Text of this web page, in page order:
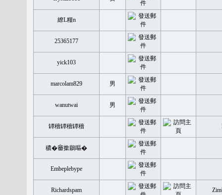
繚L糧n
25365177
yick103
marcolam829 男
wanutwai 男
罈穡罈穡罈穡
穠�𤲞撳鶥嘔�
Embeplebype
Richardspam